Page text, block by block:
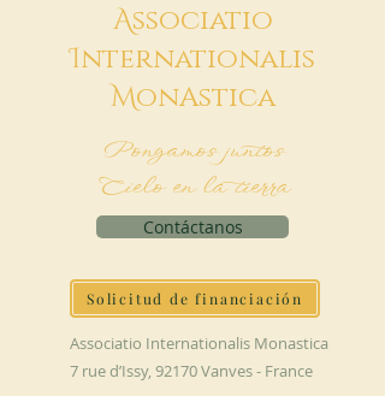
Associatio
Internationalis
MonAstica
Pongamos juntos
Cielo en la tierra
Contáctanos
Solicitud de financiación
Associatio Internationalis Monastica
7 rue d’Issy, 92170 Vanves - France